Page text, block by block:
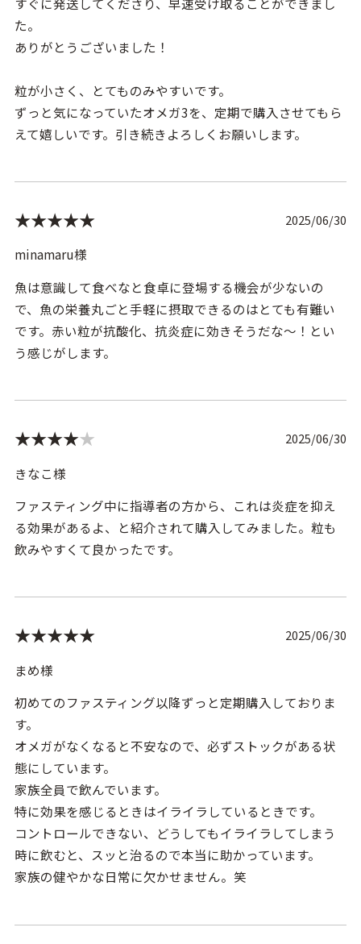
た。
ありがとうございました！
粒が小さく、とてものみやすいです。
ずっと気になっていたオメガ3を、定期で購入させてもら
えて嬉しいです。引き続きよろしくお願いします。
★★★★★ 2025/06/30
minamaru様
魚は意識して食べなと食卓に登場する機会が少ないの
で、魚の栄養丸ごと手軽に摂取できるのはとても有難い
です。赤い粒が抗酸化、抗炎症に効きそうだな～！とい
う感じがします。
★★★★★ 2025/06/30
きなこ様
ファスティング中に指導者の方から、これは炎症を抑え
る効果があるよ、と紹介されて購入してみました。粒も
飲みやすくて良かったです。
★★★★★ 2025/06/30
まめ様
初めてのファスティング以降ずっと定期購入しておりま
す。
オメガがなくなると不安なので、必ずストックがある状
態にしています。
家族全員で飲んでいます。
特に効果を感じるときはイライラしているときです。
コントロールできない、どうしてもイライラしてしまう
時に飲むと、スッと治るので本当に助かっています。
家族の健やかな日常に欠かせません。笑